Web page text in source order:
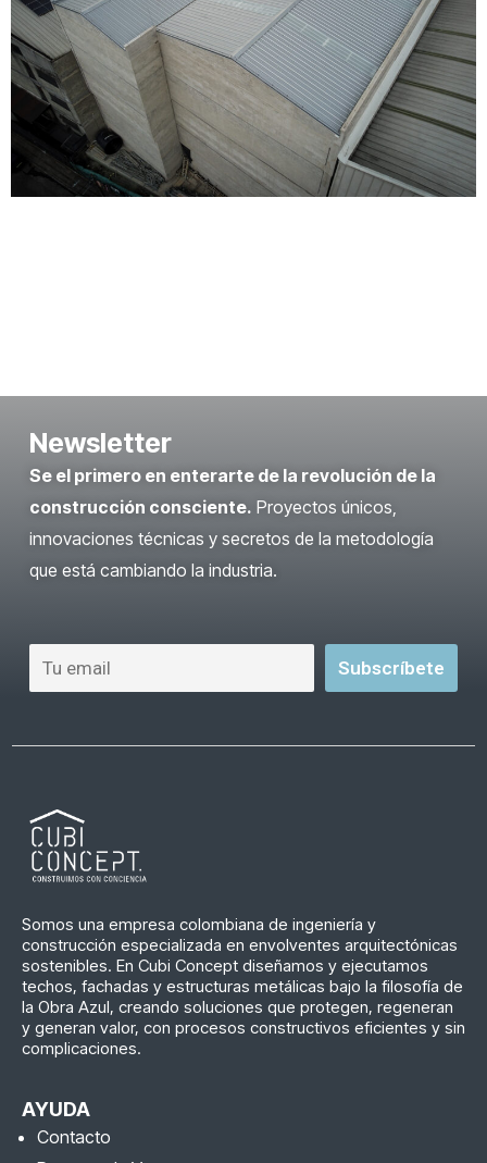
Newsletter
Se el primero en enterarte de la revolución de la
construcción consciente. Proyectos únicos,
innovaciones técnicas y secretos de la metodología
que está cambiando la industria.
Somos una empresa colombiana de ingeniería y
construcción especializada en envolventes arquitectónicas
sostenibles. En Cubi Concept diseñamos y ejecutamos
techos, fachadas y estructuras metálicas bajo la filosofía de
la Obra Azul, creando soluciones que protegen, regeneran
y generan valor, con procesos constructivos eficientes y sin
complicaciones.
AYUDA
Contacto